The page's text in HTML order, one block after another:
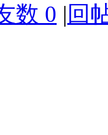
数 0 | 回